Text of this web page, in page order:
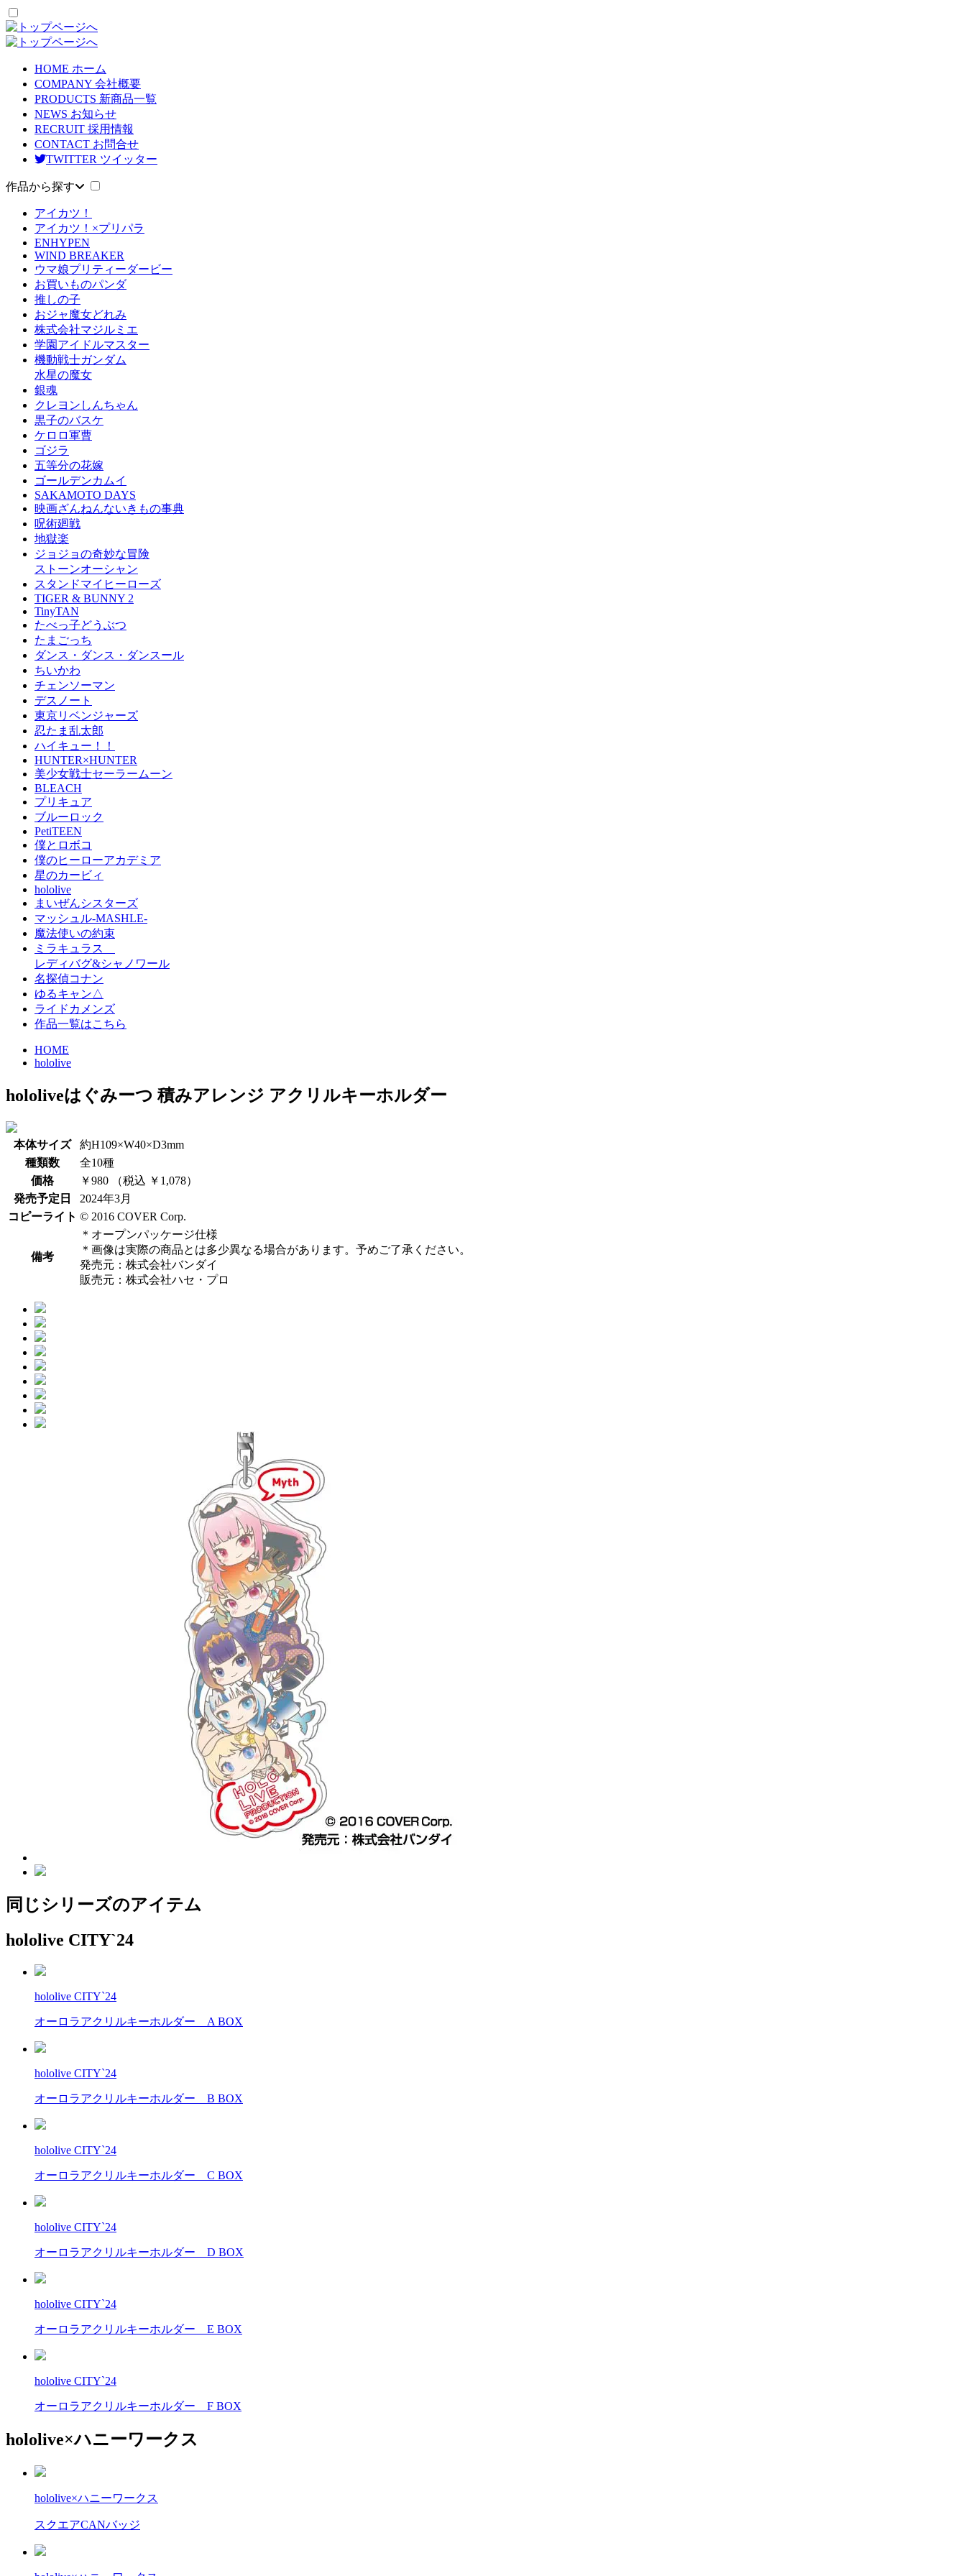
HOME ホーム
COMPANY 会社概要
PRODUCTS 新商品一覧
NEWS お知らせ
RECRUIT 採用情報
CONTACT お問合せ
TWITTER ツイッター
作品から探す
アイカツ！
アイカツ！×プリパラ
ENHYPEN
WIND BREAKER
ウマ娘プリティーダービー
お買いものパンダ
推しの子
おジャ魔女どれみ
株式会社マジルミエ
学園アイドルマスター
機動戦士ガンダム
水星の魔女
銀魂
クレヨンしんちゃん
黒子のバスケ
ケロロ軍曹
ゴジラ
五等分の花嫁
ゴールデンカムイ
SAKAMOTO DAYS
映画ざんねんないきもの事典
呪術廻戦
地獄楽
ジョジョの奇妙な冒険
ストーンオーシャン
スタンドマイヒーローズ
TIGER & BUNNY 2
TinyTAN
たべっ子どうぶつ
たまごっち
ダンス・ダンス・ダンスール
ちいかわ
チェンソーマン
デスノート
東京リベンジャーズ
忍たま乱太郎
ハイキュー！！
HUNTER×HUNTER
美少女戦士セーラームーン
BLEACH
プリキュア
ブルーロック
PetiTEEN
僕とロボコ
僕のヒーローアカデミア
星のカービィ
hololive
まいぜんシスターズ
マッシュル-MASHLE-
魔法使いの約束
ミラキュラス
レディバグ&シャノワール
名探偵コナン
ゆるキャン△
ライドカメンズ
作品一覧はこちら
HOME
hololive
hololiveはぐみーつ 積みアレンジ アクリルキーホルダー
本体サイズ
約H109×W40×D3mm
種類数
全10種
価格
￥980 （税込 ￥1,078）
発売予定日
2024年3月
コピーライト © 2016 COVER Corp.
備考
＊オープンパッケージ仕様
＊画像は実際の商品とは多少異なる場合があります。予めご了承ください。
発売元：株式会社バンダイ
販売元：株式会社ハセ・プロ
同じシリーズのアイテム
hololive CITY`24
hololive CITY`24
オーロラアクリルキーホルダー A BOX
hololive CITY`24
オーロラアクリルキーホルダー B BOX
hololive CITY`24
オーロラアクリルキーホルダー C BOX
hololive CITY`24
オーロラアクリルキーホルダー D BOX
hololive CITY`24
オーロラアクリルキーホルダー E BOX
hololive CITY`24
オーロラアクリルキーホルダー F BOX
hololive×ハニーワークス
hololive×ハニーワークス
スクエアCANバッジ